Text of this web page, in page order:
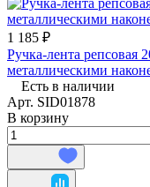
1 185 ₽
Ручка-лента репсовая
металлическими
Есть в наличии
Арт. SID01878
В корзину